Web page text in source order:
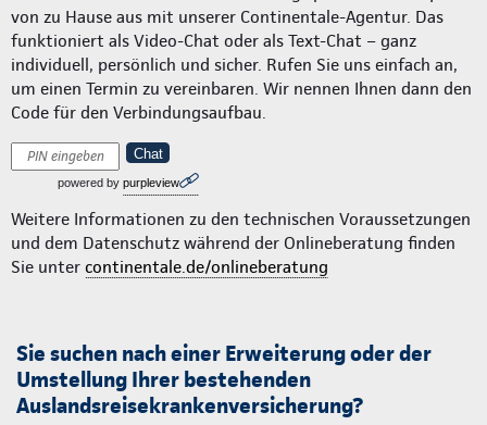
von zu Hause aus mit unserer Continentale-Agentur. Das
funktioniert als Video-Chat oder als Text-Chat – ganz
individuell, persönlich und sicher. Rufen Sie uns einfach an,
um einen Termin zu vereinbaren. Wir nennen Ihnen dann den
Code für den Verbindungsaufbau.
Chat
powered by purpleview
Weitere Informationen zu den technischen Voraussetzungen
und dem Datenschutz während der Onlineberatung finden
Sie unter continentale.de/onlineberatung
Sie suchen nach einer Erweiterung oder der
Umstellung Ihrer bestehenden
Auslandsreisekrankenversicherung?